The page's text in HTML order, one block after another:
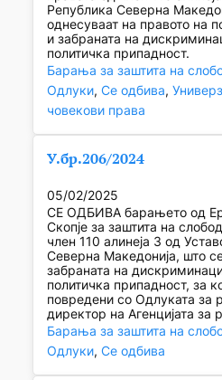
Република Северна
однесуваат на правото на
и забраната на
политичка припадност.
Барања за заштита на
Одлуки, Се одбива,
човекови права
У.бр.206/2024
05/02/2025
СЕ ОДБИВА барањето од
Скопје за заштита на
член 110 алинеја 3 од
Северна Македонија, што
забраната на
политичка припадност, за
повредени со Одлуката за
директор на Агенцијата за
Барања за заштита на
Одлуки, Се одбива